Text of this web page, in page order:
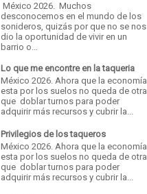
México 2026. Muchos
desconocemos en el mundo de los
sonideros, quizás por que no se nos
dio la oportunidad de vivir en un
barrio o...
Lo que me encontre en la taqueria
México 2026. Ahora que la economía
esta por los suelos no queda de otra
que doblar turnos para poder
adquirir más recursos y cubrir la...
Privilegios de los taqueros
México 2026. Ahora que la economía
esta por los suelos no queda de otra
que doblar turnos para poder
adquirir más recursos y cubrir la...